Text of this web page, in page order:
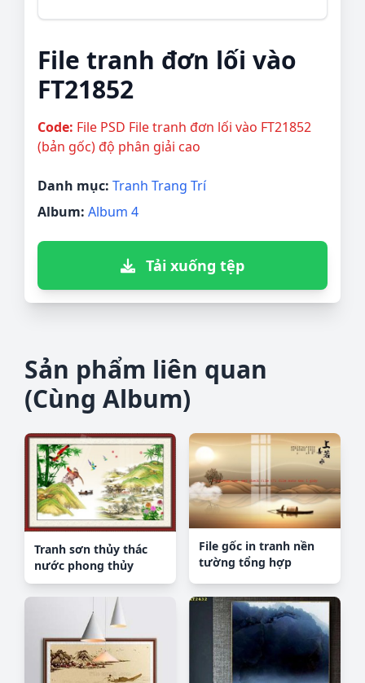
File tranh đơn lối vào
FT21852
Code: File PSD File tranh đơn lối vào FT21852
(bản gốc) độ phân giải cao
Danh mục: Tranh Trang Trí
Album: Album 4
Tải xuống tệp
Sản phẩm liên quan
(Cùng Album)
Tranh sơn thủy thác
nước phong thủy
ST1812
File gốc in tranh nền
tường tổng hợp